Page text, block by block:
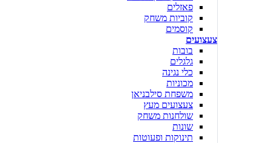
פאזלים
קוביות משחק
קוסמים
צעצועים
בובות
גלגלים
כלי נגינה
מכוניות
משפחת סילבניאן
צעצועים מעץ
שולחנות משחק
שונות
תינוקות ופעוטות